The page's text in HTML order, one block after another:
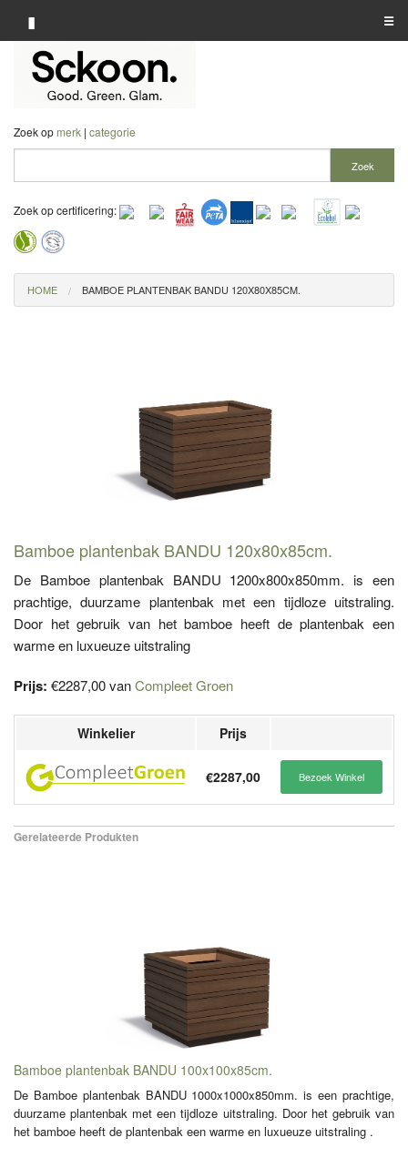
▮ ☰
Categorie A-Z
Merk A-Z
Winkelier A-Z
Zoek opmerk | categorie
Zoek
Zoek op certificering:
HOME BAMBOE PLANTENBAK BANDU 120X80X85CM.
Bamboe plantenbak BANDU 120x80x85cm.
De Bamboe plantenbak BANDU 1200x800x850mm. is een
prachtige, duurzame plantenbak met een tijdloze uitstraling.
Door het gebruik van het bamboe heeft de plantenbak een
warme en luxueuze uitstraling
Prijs: €2287,00 vanCompleet Groen
Winkelier Prijs
€2287,00 Bezoek Winkel
Gerelateerde Produkten
Bamboe plantenbak BANDU 100x100x85cm.
De Bamboe plantenbak BANDU 1000x1000x850mm. is een prachtige,
duurzame plantenbak met een tijdloze uitstraling. Door het gebruik van
het bamboe heeft de plantenbak een warme en luxueuze uitstraling .